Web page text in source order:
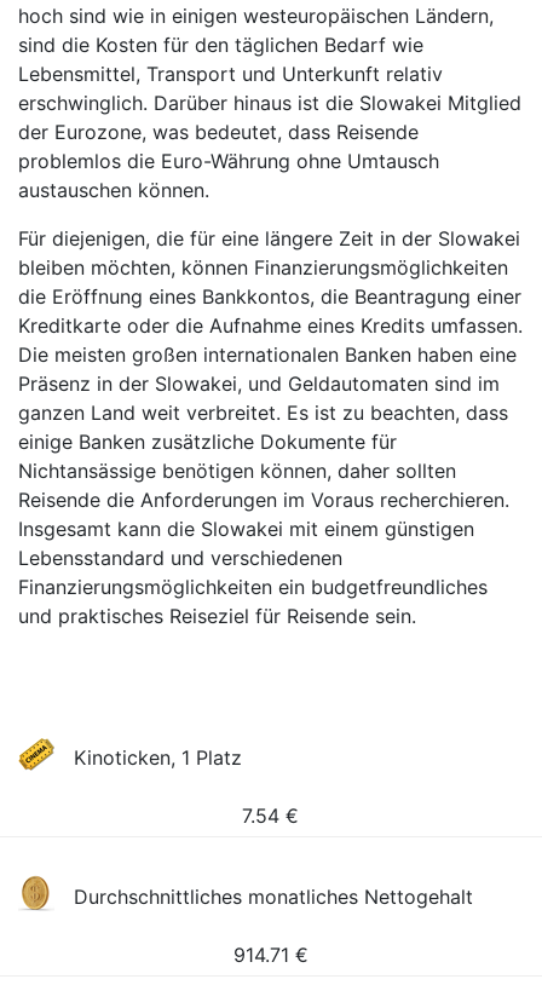
hoch sind wie in einigen westeuropäischen Ländern,
sind die Kosten für den täglichen Bedarf wie
Lebensmittel, Transport und Unterkunft relativ
erschwinglich. Darüber hinaus ist die Slowakei Mitglied
der Eurozone, was bedeutet, dass Reisende
problemlos die Euro-Währung ohne Umtausch
austauschen können.
Für diejenigen, die für eine längere Zeit in der Slowakei
bleiben möchten, können Finanzierungsmöglichkeiten
die Eröffnung eines Bankkontos, die Beantragung einer
Kreditkarte oder die Aufnahme eines Kredits umfassen.
Die meisten großen internationalen Banken haben eine
Präsenz in der Slowakei, und Geldautomaten sind im
ganzen Land weit verbreitet. Es ist zu beachten, dass
einige Banken zusätzliche Dokumente für
Nichtansässige benötigen können, daher sollten
Reisende die Anforderungen im Voraus recherchieren.
Insgesamt kann die Slowakei mit einem günstigen
Lebensstandard und verschiedenen
Finanzierungsmöglichkeiten ein budgetfreundliches
und praktisches Reiseziel für Reisende sein.
Kinoticken, 1 Platz
7.54 €
Durchschnittliches monatliches Nettogehalt
914.71 €